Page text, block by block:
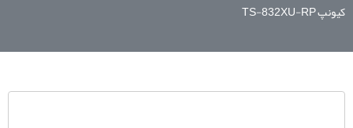
کیونپ TS-832XU-RP